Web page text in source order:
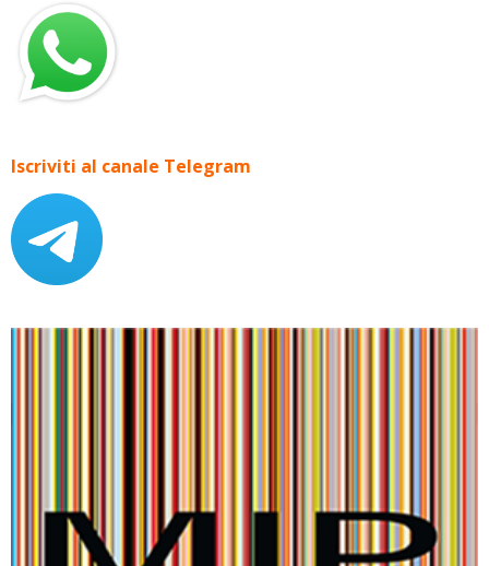
Iscriviti al canale Telegram